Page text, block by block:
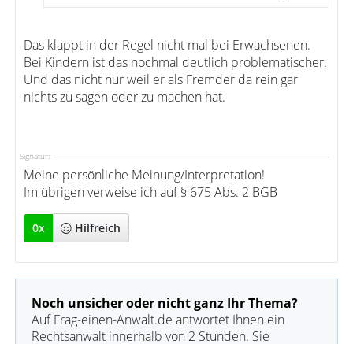
Das klappt in der Regel nicht mal bei Erwachsenen.
Bei Kindern ist das nochmal deutlich problematischer.
Und das nicht nur weil er als Fremder da rein gar
nichts zu sagen oder zu machen hat.
Signatur:
Meine persönliche Meinung/Interpretation!
Im übrigen verweise ich auf § 675 Abs. 2 BGB
0x Hilfreich
Noch unsicher oder nicht ganz Ihr Thema?
Auf Frag-einen-Anwalt.de antwortet Ihnen ein
Rechtsanwalt innerhalb von 2 Stunden. Sie